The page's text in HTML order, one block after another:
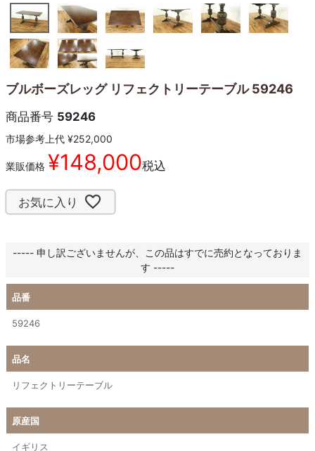
ブルボーズレッグ リフェクトリーテーブル 59246
商品番号 59246
市場参考上代 ¥252,000
業販価格 ¥148,000税込
お気に入り
----- 申し訳ございませんが、この品はすでに売約となっておりま
す -----
品番
59246
品名
リフェクトリーテーブル
原産国
イギリス